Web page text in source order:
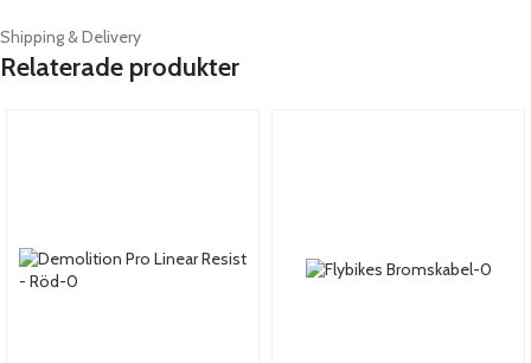
Shipping & Delivery
Relaterade produkter